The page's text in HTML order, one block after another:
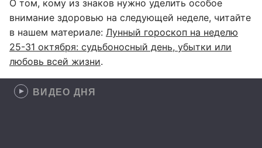
О том, кому из знаков нужно уделить особое
внимание здоровью на следующей неделе, читайте
в нашем материале: Лунный гороскоп на неделю
25-31 октября: судьбоносный день, убытки или
любовь всей жизни.
ВИДЕО ДНЯ